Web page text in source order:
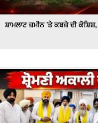
ਸ਼ਾਮਲਾਟ ਜ਼ਮੀਨ 'ਤੇ ਕਬਜ਼ੇ ਦੀ